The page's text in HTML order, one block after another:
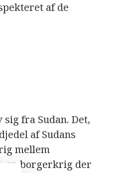
af de
fra Sudan. Det,
af Sudans
mellem
en borgerkrig der